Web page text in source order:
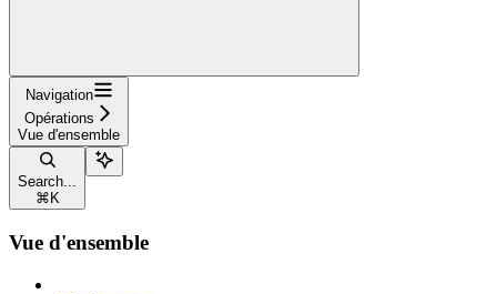
Navigation
Opérations
Vue d'ensemble
Search...
⌘ K
Vue d'ensemble